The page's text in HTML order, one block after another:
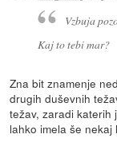
Vzbuja
Kaj to tebi mar?
Zna bit znamenje
drugih duševnih
težav, zaradi katerih
lahko imela še